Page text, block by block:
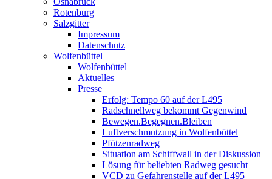
Rotenburg
Salzgitter
Impressum
Datenschutz
Wolfenbüttel
Wolfenbüttel
Aktuelles
Presse
Erfolg: Tempo 60 auf der L495
Radschnellweg bekommt Gegenwind
Bewegen.Begegnen.Bleiben
Luftverschmutzung in Wolfenbüttel
Pfützenradweg
Situation am Schiffwall in der Diskussion
Lösung für beliebten Radweg gesucht
VCD zu Gefahrenstelle auf der L495